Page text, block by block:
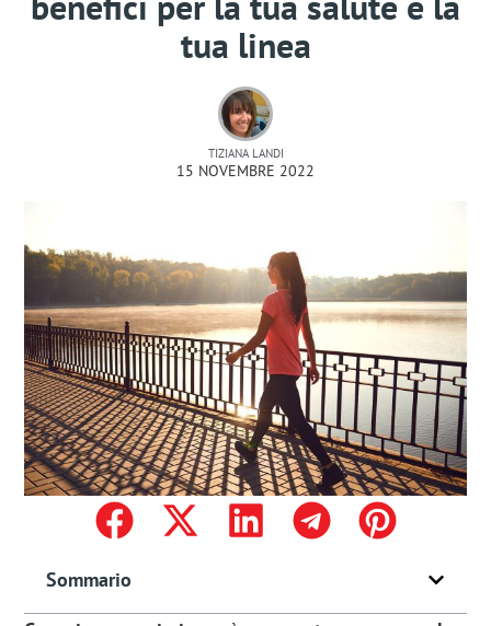
tua linea
TIZIANA LANDI
15 NOVEMBRE 2022
Sommario